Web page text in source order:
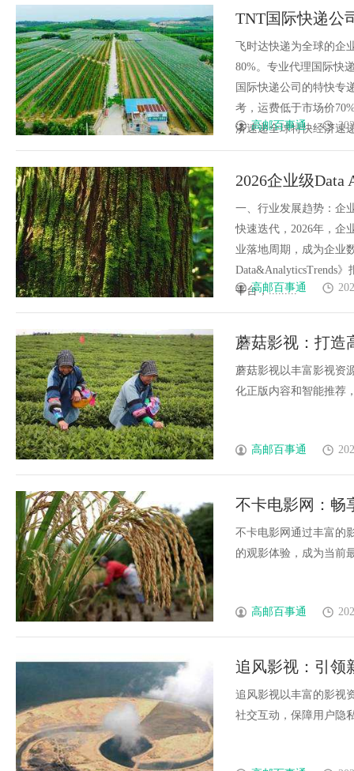
TNT国际快递公
流TNT大货促销
飞时达快递为全球的企
80%。专业代理国际快
国际快递公司的特快专
考，运费低于市场价
济速递全球特快经济速
高邮百事通
2026企业级
产品整理
一、行业发展趋势：企
快速迭代，2026年，企
业落地周期，成为企业
Data&AnalyticsTrends
平台，.........
高邮百事通
蘑菇影视：打造
蘑菇影视以丰富影视资
化正版内容和智能推荐
高邮百事通
不卡电影网：畅
不卡电影网通过丰富的
的观影体验，成为当前
高邮百事通
追风影视：引领
追风影视以丰富的影视
社交互动，保障用户隐